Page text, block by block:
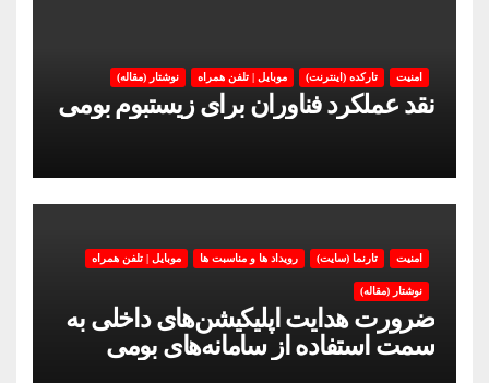
امنیت تارکده (اینترنت) موبایل | تلفن همراه نوشتار (مقاله)
نقد عملکرد فناوران برای زیستبوم بومی
امنیت تارنما (سایت) رویداد ها و مناسبت ها موبایل | تلفن همراه
نوشتار (مقاله)
ضرورت هدایت اپلیکیشن‌های داخلی به
سمت استفاده از سامانه‌های بومی